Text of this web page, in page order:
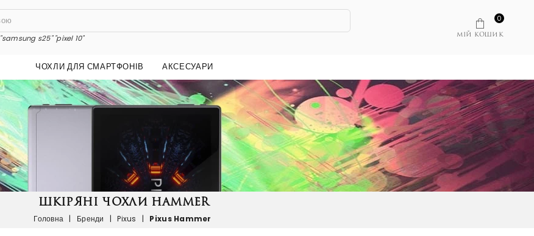
"samsung s25" "pixel 10" МІЙ КОШИК
0
ЧОХЛИ ДЛЯ СМАРТФОНІВ АКСЕСУАРИ
ШКІРЯНІ ЧОХЛИ HAMMER
Головна | Бренди | Pixus | Pixus Hammer